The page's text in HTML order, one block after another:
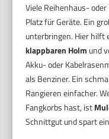
Viele Reihenhaus-
Platz für Geräte. Ein
unterbringen. Hier hilft
klappbaren Holm und
Akku- oder
als Benziner. Ein
Rangieren einfacher.
Fangkorbs hast, ist
Schnittgut und spart